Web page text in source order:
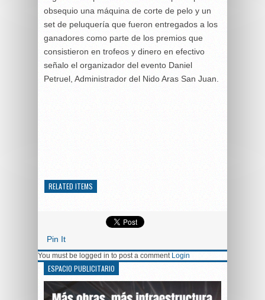
obsequio una máquina de corte de pelo y un
set de peluquería que fueron entregados a los
ganadores como parte de los premios que
consistieron en trofeos y dinero en efectivo
señalo el organizador del evento Daniel
Petruel, Administrador del Nido Aras San Juan.
RELATED ITEMS
Pin It
You must be logged in to post a comment Login
ESPACIO PUBLICITARIO